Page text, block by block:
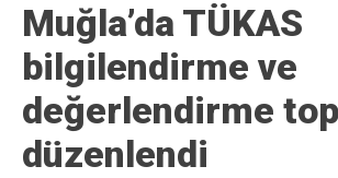
Muğla’da TÜKAS
bilgilendirme ve
değerlendirme
düzenlendi